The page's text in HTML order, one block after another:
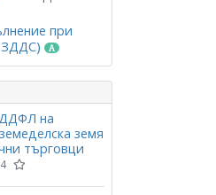
при
ЗДДС)
на
земя
търговци